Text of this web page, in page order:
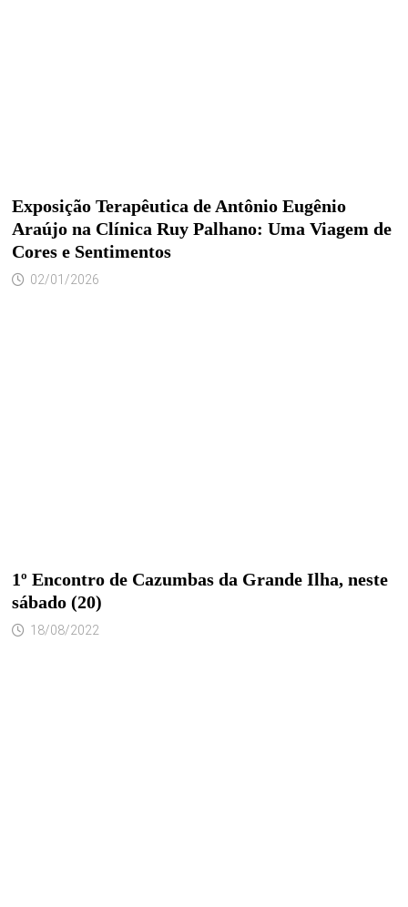
Exposição Terapêutica de Antônio Eugênio
Araújo na Clínica Ruy Palhano: Uma Viagem de
Cores e Sentimentos
02/01/2026
1º Encontro de Cazumbas da Grande Ilha, neste
sábado (20)
18/08/2022